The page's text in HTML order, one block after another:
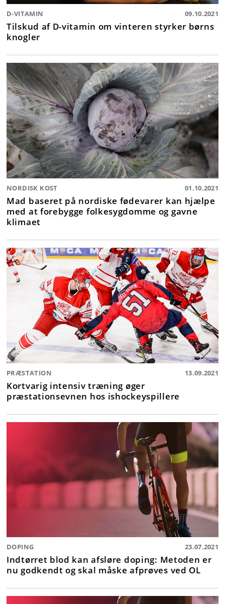
D-VITAMIN 09.10.2021
Tilskud af D-vitamin om vinteren styrker børns
knogler
NORDISK KOST 01.10.2021
Mad baseret på nordiske fødevarer kan hjælpe
med at forebygge folkesygdomme og gavne
klimaet
PRÆSTATION 13.09.2021
Kortvarig intensiv træning øger
præstationsevnen hos ishockeyspillere
DOPING 23.07.2021
Indtørret blod kan afsløre doping: Metoden er
nu godkendt og skal måske afprøves ved OL